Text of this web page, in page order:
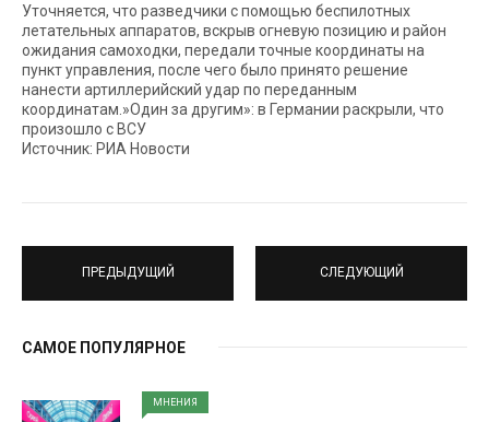
Уточняется, что разведчики с помощью беспилотных
летательных аппаратов, вскрыв огневую позицию и район
ожидания самоходки, передали точные координаты на
пункт управления, после чего было принято решение
нанести артиллерийский удар по переданным
координатам.»Один за другим»: в Германии раскрыли, что
произошло с ВСУ
Источник: РИА Новости
ПРЕДЫДУЩИЙ СЛЕДУЮЩИЙ
САМОЕ ПОПУЛЯРНОЕ
МНЕНИЯ